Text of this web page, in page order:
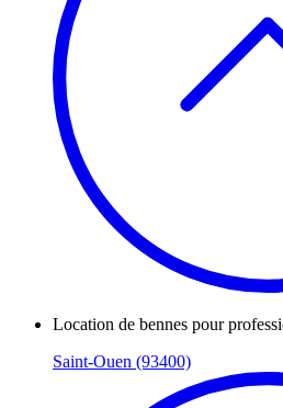
Location de bennes pour
Saint-Ouen (93400)